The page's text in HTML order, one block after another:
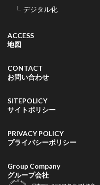
デジタル化
ACCESS
地図
CONTACT
お問い合わせ
SITEPOLICY
サイトポリシー
PRIVACY POLICY
プライバシーポリシー
Group Company
グループ会社